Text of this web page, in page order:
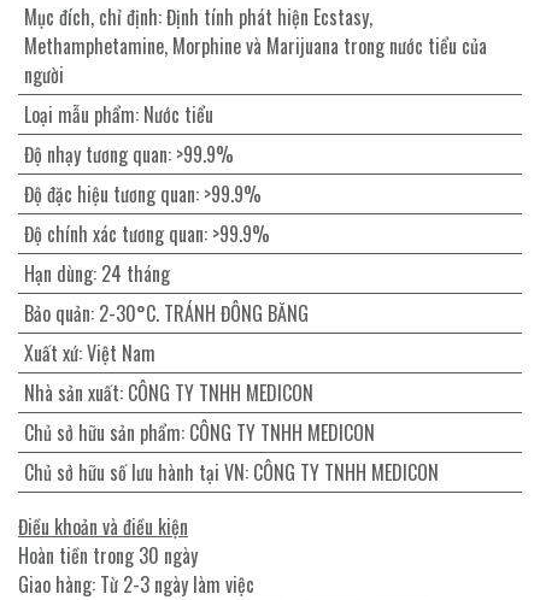
Mục đích, chỉ định:Định tính phát hiện Ecstasy,
Methamphetamine, Morphine và Marijuana trong nước tiểu của
người
Loại mẫu phẩm: Nước tiểu
Độ nhạy tương quan: >99.9%
Độ đặc hiệu tương quan: >99.9%
Độ chính xác tương quan: >99.9%
Hạn dùng: 24 tháng
Bảo quản: 2-30°C. TRÁNH ĐÔNG BĂNG
Xuất xứ:Việt Nam
Nhà sản xuất: CÔNG TY TNHH MEDICON
Chủ sở hữu sản phẩm: CÔNG TY TNHH MEDICON
Chủ sở hữu số lưu hành tại VN: CÔNG TY TNHH MEDICON
Điều khoản và điều kiện
Hoàn tiền trong 30 ngày
Giao hàng: Từ 2-3 ngày làm việc